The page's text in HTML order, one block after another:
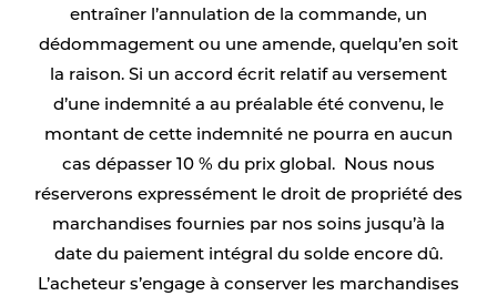
entraîner l’annulation de la commande, un
dédommagement ou une amende, quelqu’en soit
la raison. Si un accord écrit relatif au versement
d’une indemnité a au préalable été convenu, le
montant de cette indemnité ne pourra en aucun
cas dépasser 10 % du prix global. Nous nous
réserverons expressément le droit de propriété des
marchandises fournies par nos soins jusqu’à la
date du paiement intégral du solde encore dû.
L’acheteur s’engage à conserver les marchandises